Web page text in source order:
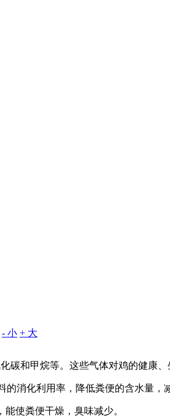
- 小 + 大
碳和甲烷等。这些气体对鸡的健康
消化利用率，降低粪便的含水量，
使粪便干燥，臭味减少。